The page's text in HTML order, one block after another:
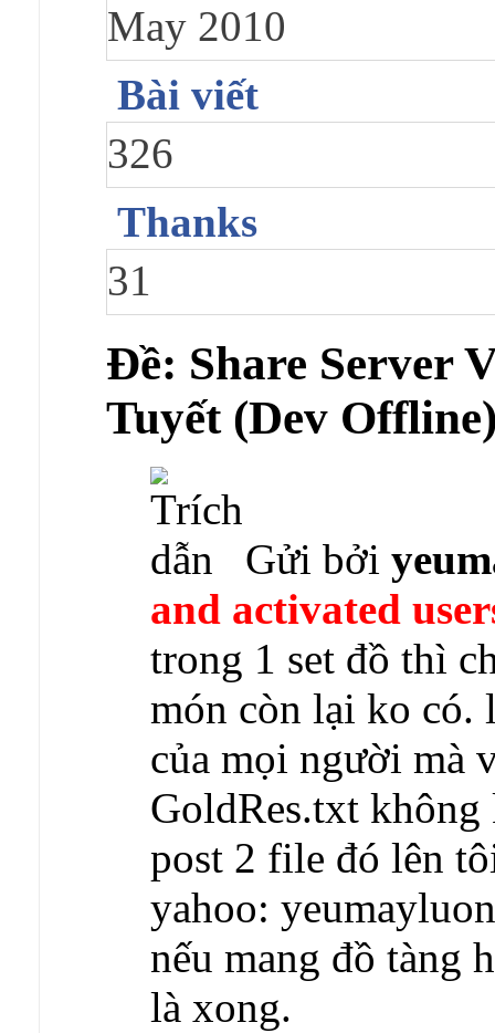
May 2010
Bài viết
326
Thanks
31
Ðề: Share Server
Tuyết (Dev
Gửi bởi
and activated
trong 1 set đồ thì
món còn lại ko có.
của mọi người mà
GoldRes.txt
post 2 file đó lên
yahoo:
nếu mang đồ tàng
là xong.